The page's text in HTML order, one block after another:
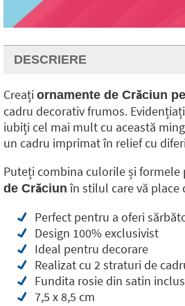
DESCRIERE
Creați ornamente de Crăciun
cadru decorativ frumos.
iubiți cel mai mult cu această
un cadru imprimat în relief cu
Puteți combina culorile și formele
de Crăciun în stilul care vă place
Perfect pentru a oferi
Design 100% exclusivist
Ideal pentru decorare
Realizat cu 2 straturi de
Fundita rosie din satin
7,5 x 8,5 cm